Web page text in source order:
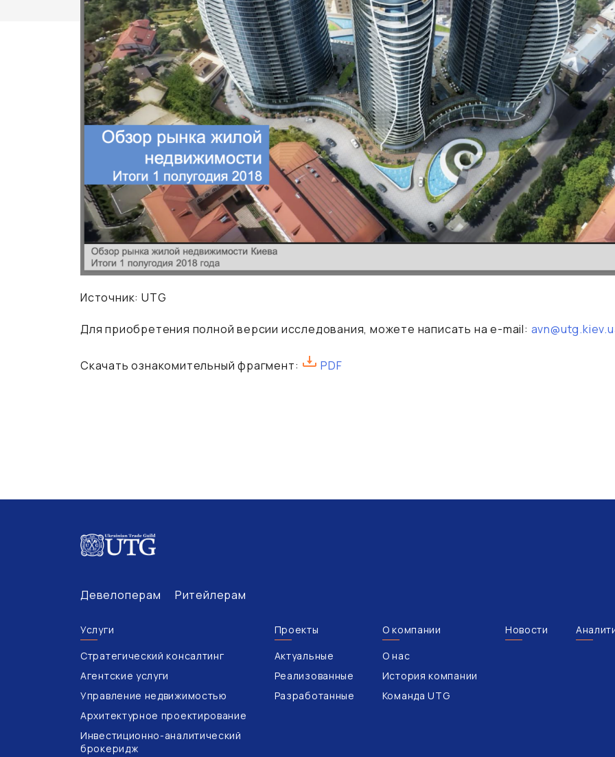
Источник: UTG
Для приобретения полной версии исследования, можете написать на e-mail:
Скачать ознакомительный фрагмент: PDF
Девелоперам Ритейлерам
Услуги
Стратегический консалтинг
Агентские услуги
Управление недвижимостью
Архитектурное проектирование
Инвестиционно-аналитический
брокеридж
Проекты
Актуальные
Реализованные
Разработанные
О компании
О нас
История компании
Команда UTG
Новости